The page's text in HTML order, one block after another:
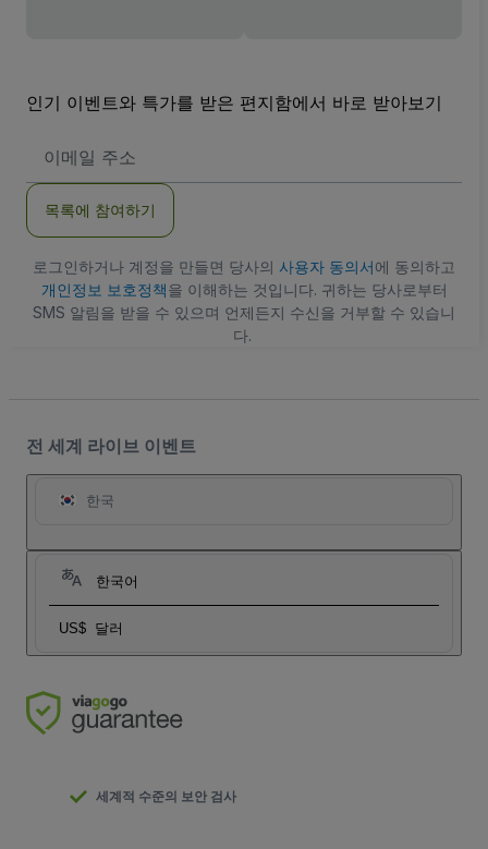
인기 이벤트와 특가를 받은 편지함에서 바로 받아보기
메
소
목록에 참여하기
로그인하거나 계정을 만들면 당사의 사용자 동의서에 동의하고
개인정보 보호정책을 이해하는 것입니다. 귀하는 당사로부터
SMS 알림을 받을 수 있으며 언제든지 수신을 거부할 수 있습니
다.
전 세계 라이브 이벤트
한국
한국어
US$ 달러
세계적 수준의 보안 검사